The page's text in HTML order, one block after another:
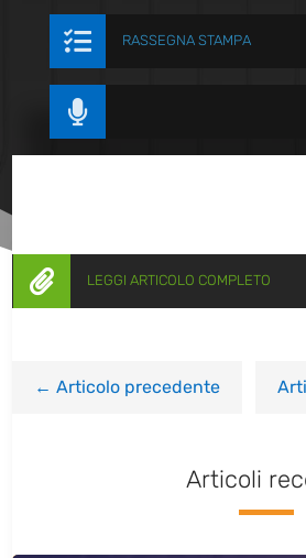
 RASSEGNA STAMPA

 LEGGI ARTICOLO COMPLETO
←Articolo precedente
Articoli